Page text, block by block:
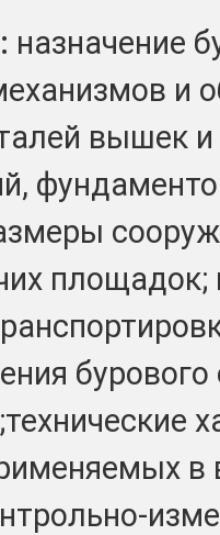
назначение
и
вышек
бурового
в